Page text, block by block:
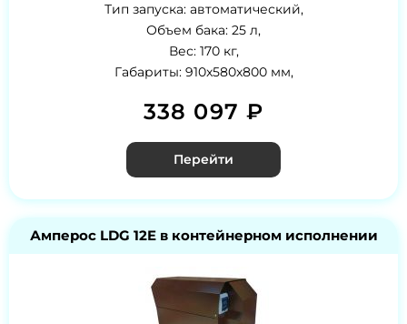
Тип запуска: автоматический,
Объем бака: 25 л,
Вес: 170 кг,
Габариты: 910x580x800 мм,
338 097 ₽
Перейти
Амперос LDG 12E в контейнерном исполнении